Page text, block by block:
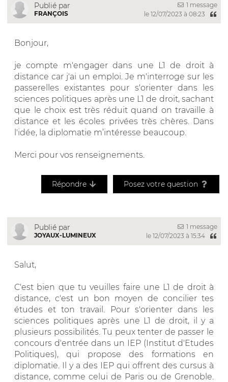
Publié par
FRANÇOIS
1 message
le 12/07/2023 à 08:23
Bonjour,
je compte m'engager dans une L1 de droit à
distance car j'ai un emploi. Je m'interroge sur les
passerelles existantes pour s'orienter dans les
sciences politiques après une L1 de droit, sachant
que le choix est très réduit quand on travaille à
distance et les écoles privées très chères. Dans
l'idée, la diplomatie m’intéresse beaucoup.
Merci pour vos renseignements.
Répondre Posez votre question
Publié par
JOYAUX-LUMINEUX
1 message
le 12/07/2023 à 15:34
Salut,
C'est bien que tu veuilles faire une L1 de droit à
distance, c'est un bon moyen de concilier tes
études et ton travail. Pour s'orienter dans les
sciences politiques après une L1 de droit, il y a
plusieurs possibilités. Tu peux tenter de passer le
concours d'entrée dans un IEP (Institut d'Etudes
Politiques), qui propose des formations en
diplomatie. Il y a des IEP qui offrent des cursus à
distance, comme celui de Paris ou de Grenoble.